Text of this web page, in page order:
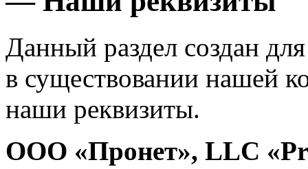
Данный раздел создан
в существовании нашей
наши реквизиты.
ООО «Пронет», LLC